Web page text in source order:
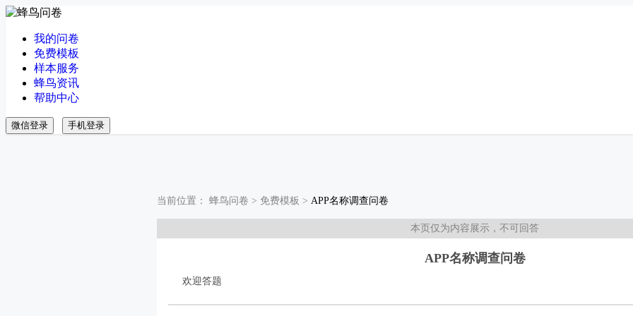
我的问卷
免费模板
样本服务
蜂鸟资讯
帮助中心
微信登录 手机登录
当前位置： 蜂鸟问卷 > 免费模板 > APP名称调查问卷
本页仅为内容展示，不可回答
APP名称调查问卷
欢迎答题